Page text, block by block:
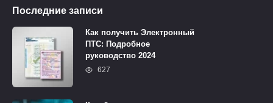
Последние записи
Как получить Электронный
ПТС: Подробное
руководство 2024
627